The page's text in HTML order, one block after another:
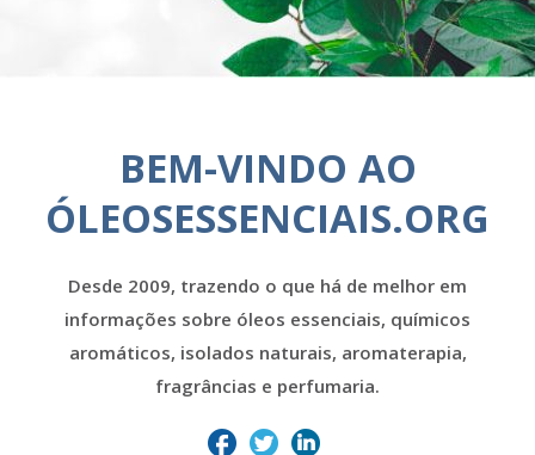
BEM-VINDO AO
ÓLEOSESSENCIAIS.ORG
Desde 2009, trazendo o que há de melhor em
informações sobre óleos essenciais, químicos
aromáticos, isolados naturais, aromaterapia,
fragrâncias e perfumaria.